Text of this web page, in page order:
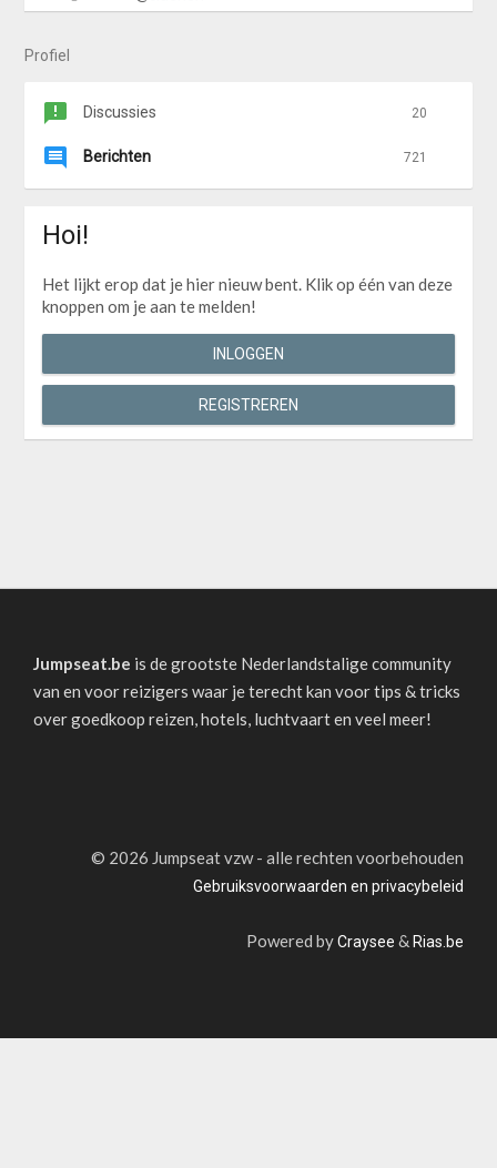
Profiel
Discussies 20
Berichten 721
Hoi!
Het lijkt erop dat je hier nieuw bent. Klik op één van deze
knoppen om je aan te melden!
INLOGGEN
REGISTREREN
Jumpseat.be is de grootste Nederlandstalige community
van en voor reizigers waar je terecht kan voor tips & tricks
over goedkoop reizen, hotels, luchtvaart en veel meer!
© 2026 Jumpseat vzw - alle rechten voorbehouden
Gebruiksvoorwaarden en privacybeleid
Powered byCraysee & Rias.be